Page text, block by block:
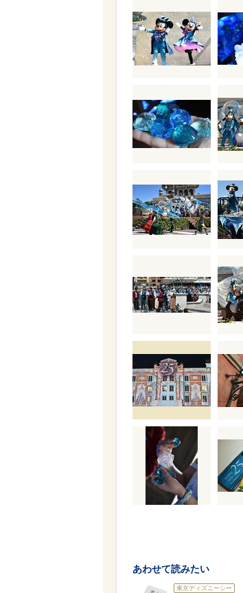
あわせて読みたい
東京ディズニーシー